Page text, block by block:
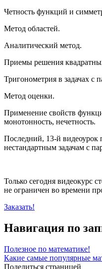
Четность функций и
Метод областей.
Аналитический метод.
Приемы решения
Тригонометрия в задачах с
Метод оценки.
Применение свойств
монотонность, нечетность.
Последний, 13-й
нестандартным задачам с
Только сегодня видеокурс
не ограничен во времени
Заказать!
Навигация по
Полезное по математике!
Какие самые популярные
Поделиться страницей